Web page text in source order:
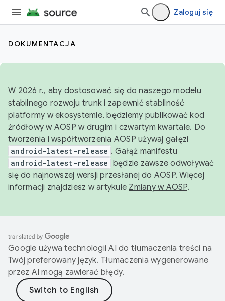
Zaloguj się
DOKUMENTACJA
W 2026 r., aby dostosować się do naszego modelu
stabilnego rozwoju trunk i zapewnić stabilność
platformy w ekosystemie, będziemy publikować kod
źródłowy w AOSP w drugim i czwartym kwartale. Do
tworzenia i współtworzenia AOSP używaj gałęzi
android-latest-release . Gałąź manifestu
android-latest-release będzie zawsze odwoływać
się do najnowszej wersji przesłanej do AOSP. Więcej
informacji znajdziesz w artykule Zmiany w AOSP.
Google używa technologii AI do tłumaczenia treści na
Twój preferowany język. Tłumaczenia wygenerowane
przez AI mogą zawierać błędy.